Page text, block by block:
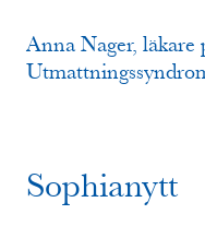
Anna Nager, läkare
Sophianytt